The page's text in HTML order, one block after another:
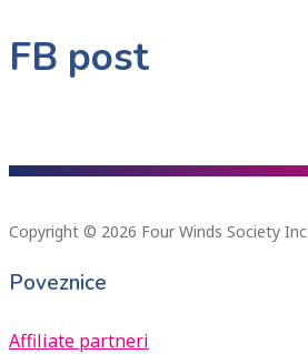
FB post
Copyright © 2026 Four Winds Society Inc
Poveznice
Affiliate partneri